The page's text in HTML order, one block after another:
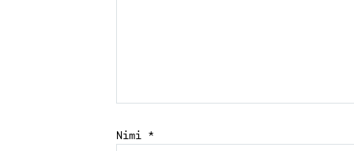
Nimi *